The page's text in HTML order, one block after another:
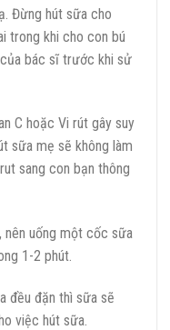
Đừng hút sữa cho
trong khi cho con bú
bác sĩ trước khi sử
C hoặc Vi rút gây suy
sữa mẹ sẽ không làm
sang con bạn thông
nên uống một cốc sữa
1-2 phút.
đều đặn thì sữa sẽ
việc hút sữa.